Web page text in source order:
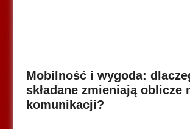
Mobilność i wygoda:
składane zmieniają oblicze
komunikacji?